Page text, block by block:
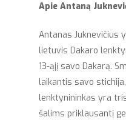
Apie Antaną
Antanas Juknevičius
lietuvis Dakaro
13-ąjį savo Dakarą.
laikantis savo
lenktynininkas yra
šalims priklausantį